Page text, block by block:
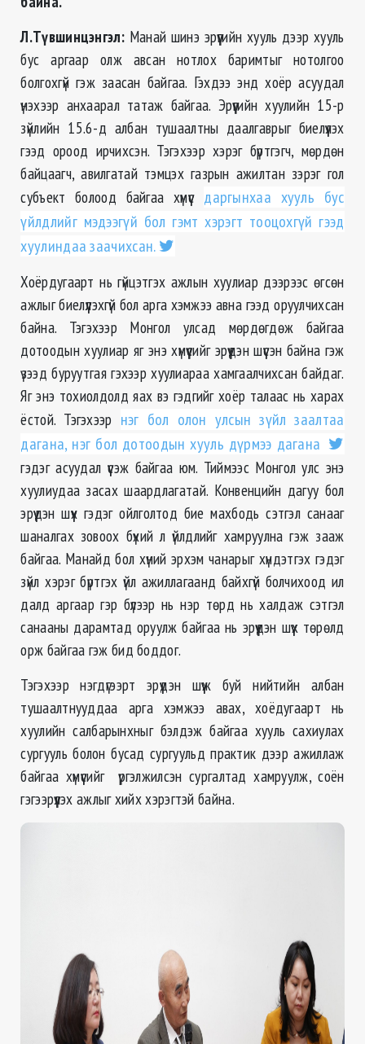
Л.Түвшинцэнгэл:Манай шинэ эрүүгийн хууль дээр хууль
бус аргаар олж авсан нотлох баримтыг нотолгоо
болгохгүй гэж заасан байгаа. Гэхдээ энд хоёр асуудал
үнэхээр анхаарал татаж байгаа. Эрүүгийн хуулийн 15-р
зүйлийн 15.6-д албан тушаалтны даалгаврыг биелүүлэх
гээд ороод ирчихсэн. Тэгэхээр хэрэг бүртгэгч, мөрдөн
байцаагч, авилгатай тэмцэх газрын ажилтан зэрэг гол
субъект болоод байгаа хүмүүс даргынхаа хууль бус
үйлдлийг мэдээгүй бол гэмт хэрэгт тооцохгүй гээд
хуулиндаа заачихсан.
Хоёрдугаарт нь гүйцэтгэх ажлын хуулиар дээрээс өгсөн
ажлыг биелүүлэхгүй бол арга хэмжээ авна гээд оруулчихсан
байна. Тэгэхээр Монгол улсад мөрдөгдөж байгаа
дотоодын хуулиар яг энэ хүмүүсийг эрүүдэн шүүсэн байна гэж
үзээд буруутгая гэхээр хуулиараа хамгаалчихсан байдаг.
Яг энэ тохиолдолд яах вэ гэдгийг хоёр талаас нь харах
ёстой. Тэгэхээр нэг бол олон улсын зүйл заалтаа
дагана, нэг бол дотоодын хууль дүрмээ дагана
гэдэг асуудал үүсэж байгаа юм. Тиймээс Монгол улс энэ
хуулиудаа засах шаардлагатай. Конвенцийн дагуу бол
эрүүдэн шүүх гэдэг ойлголтод бие махбодь сэтгэл санааг
шаналгах зовоох бүхий л үйлдлийг хамруулна гэж зааж
байгаа. Манайд бол хүний эрхэм чанарыг хүндэтгэх гэдэг
зүйл хэрэг бүртгэх үйл ажиллагаанд байхгүй болчихоод ил
далд аргаар гэр бүлээр нь нэр төрд нь халдаж сэтгэл
санааны дарамтад оруулж байгаа нь эрүүдэн шүүх төрөлд
орж байгаа гэж бид боддог.
Тэгэхээр нэгдүгээрт эрүүдэн шүүж буй нийтийн албан
тушаалтнууддаа арга хэмжээ авах, хоёдугаарт нь
хуулийн салбарынхныг бэлдэж байгаа хууль сахиулах
сургууль болон бусад сургуульд практик дээр ажиллаж
байгаа хүмүүсийг үргэлжилсэн сургалтад хамруулж, соён
гэгээрүүлэх ажлыг хийх хэрэгтэй байна.